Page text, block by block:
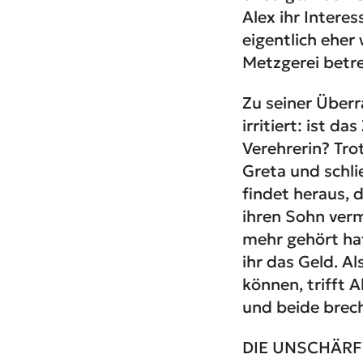
Alex ihr
eigentlich eher
Metzgerei
Zu seiner
irritiert: ist das
Verehrerin?
Greta und
findet heraus,
ihren Sohn
mehr gehört
ihr das Geld.
können, trifft
und beide
DIE